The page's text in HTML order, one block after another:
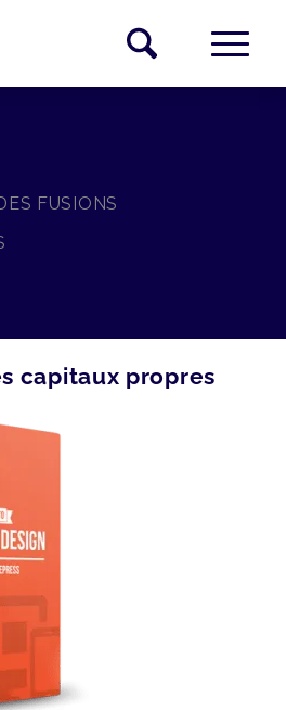
FUSIONS
capitaux propres